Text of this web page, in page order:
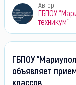
Автор
ГБПОУ
техникум"
ГБПОУ
объявляет
классов.